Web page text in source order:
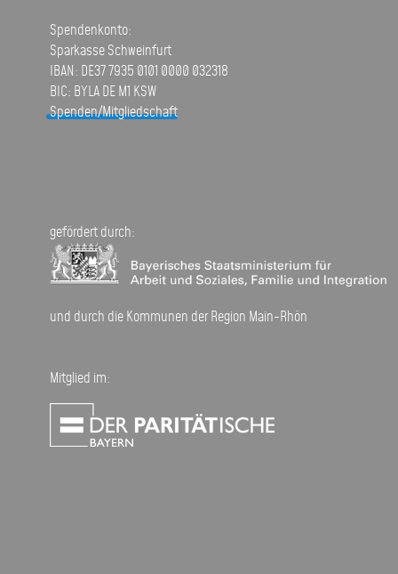
Spendenkonto:
Sparkasse Schweinfurt
IBAN: DE37 7935 0101 0000 032318
BIC: BYLA DE M1 KSW
Spenden/Mitgliedschaft
gefördert durch:
und durch die Kommunen der Region Main-Rhön
Mitglied im: